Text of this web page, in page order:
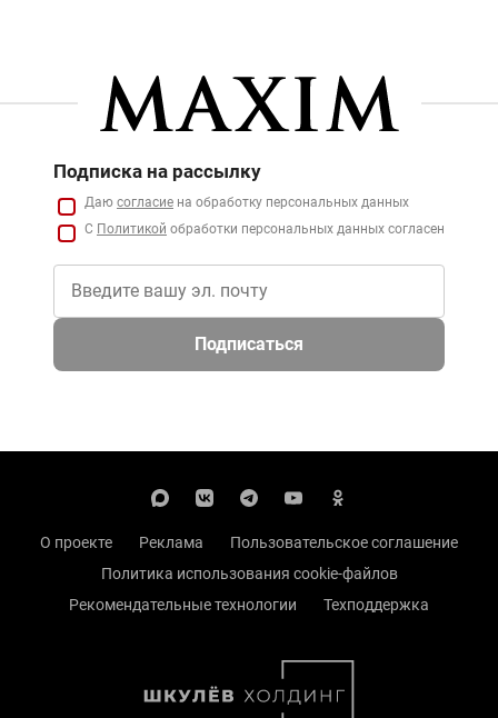
Подписка на рассылку
Даю согласие на обработку персональных данных
С Политикой обработки персональных данных согласен
Подписаться
О проекте Реклама
Пользовательское соглашение
Политика использования cookie-файлов
Рекомендательные технологии
Техподдержка